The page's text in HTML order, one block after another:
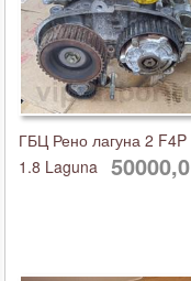
ГБЦ Рено лагуна 2 F4P
1.8 Laguna 50000,0